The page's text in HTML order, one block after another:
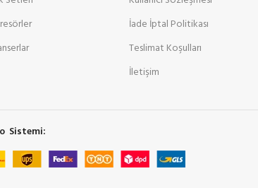
İade İptal Politikası
Teslimat Koşulları
İletişim
Sistemi: